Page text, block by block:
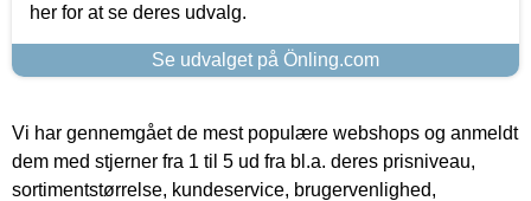
her for at se deres udvalg.
Se udvalget på Önling.com
Vi har gennemgået de mest populære webshops og anmeldt
dem med stjerner fra 1 til 5 ud fra bl.a. deres prisniveau,
sortimentstørrelse, kundeservice, brugervenlighed,